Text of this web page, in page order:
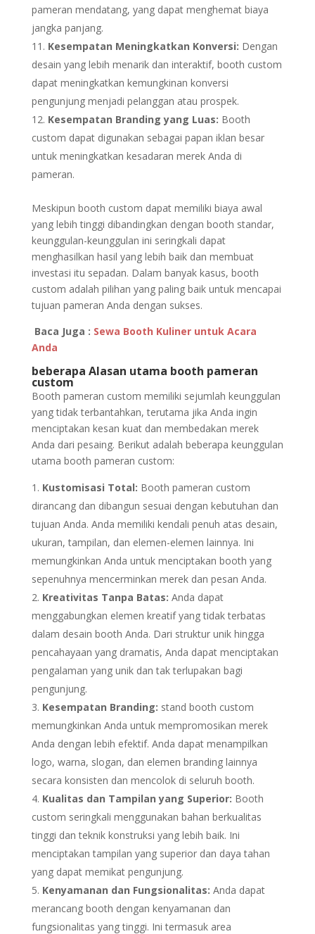
pameran mendatang, yang dapat menghemat biaya
jangka panjang.
Kesempatan Meningkatkan Konversi: Dengan
desain yang lebih menarik dan interaktif, booth custom
dapat meningkatkan kemungkinan konversi
pengunjung menjadi pelanggan atau prospek.
Kesempatan Branding yang Luas: Booth
custom dapat digunakan sebagai papan iklan besar
untuk meningkatkan kesadaran merek Anda di
pameran.
Meskipun booth custom dapat memiliki biaya awal
yang lebih tinggi dibandingkan dengan booth standar,
keunggulan-keunggulan ini seringkali dapat
menghasilkan hasil yang lebih baik dan membuat
investasi itu sepadan. Dalam banyak kasus, booth
custom adalah pilihan yang paling baik untuk mencapai
tujuan pameran Anda dengan sukses.
Baca Juga : Sewa Booth Kuliner untuk Acara
Anda
beberapa Alasan utama booth pameran
custom
Booth pameran custom memiliki sejumlah keunggulan
yang tidak terbantahkan, terutama jika Anda ingin
menciptakan kesan kuat dan membedakan merek
Anda dari pesaing. Berikut adalah beberapa keunggulan
utama booth pameran custom:
Kustomisasi Total: Booth pameran custom
dirancang dan dibangun sesuai dengan kebutuhan dan
tujuan Anda. Anda memiliki kendali penuh atas desain,
ukuran, tampilan, dan elemen-elemen lainnya. Ini
memungkinkan Anda untuk menciptakan booth yang
sepenuhnya mencerminkan merek dan pesan Anda.
Kreativitas Tanpa Batas: Anda dapat
menggabungkan elemen kreatif yang tidak terbatas
dalam desain booth Anda. Dari struktur unik hingga
pencahayaan yang dramatis, Anda dapat menciptakan
pengalaman yang unik dan tak terlupakan bagi
pengunjung.
Kesempatan Branding: stand booth custom
memungkinkan Anda untuk mempromosikan merek
Anda dengan lebih efektif. Anda dapat menampilkan
logo, warna, slogan, dan elemen branding lainnya
secara konsisten dan mencolok di seluruh booth.
Kualitas dan Tampilan yang Superior: Booth
custom seringkali menggunakan bahan berkualitas
tinggi dan teknik konstruksi yang lebih baik. Ini
menciptakan tampilan yang superior dan daya tahan
yang dapat memikat pengunjung.
Kenyamanan dan Fungsionalitas: Anda dapat
merancang booth dengan kenyamanan dan
fungsionalitas yang tinggi. Ini termasuk area